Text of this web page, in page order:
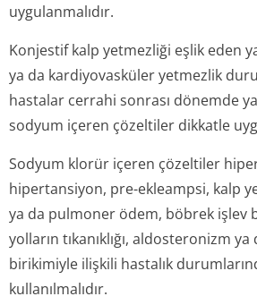
uygulanmalıdır.
Konjestif kalp yetmezliği eşlik eden
ya da kardiyovasküler yetmezlik
hastalar cerrahi sonrası dönemde
sodyum içeren çözeltiler dikkatle
Sodyum klorür içeren çözeltiler
hipertansiyon, pre-ekleampsi, kalp
ya da pulmoner ödem, böbrek işlev
yolların tıkanıklığı, aldosteronizm
birikimiyle ilişkili hastalık
kullanılmalıdır.